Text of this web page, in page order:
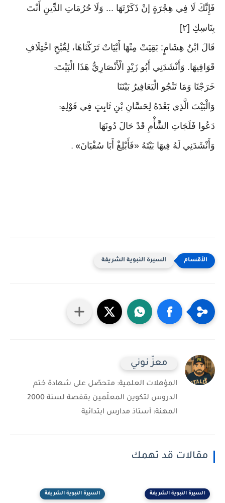
فَإِنَّكَ لَا فِي هِجْرَةٍ إنْ ذَكَرْتَهَا ... وَلَا حُرُمَاتِ الدِّينِ أَنْتَ
بِنَاسِكِ [٢]
قَالَ ابْنُ هِشَامٍ: بَقِيَتْ مِنْهَا أَبْيَاتٌ تَرَكْنَاهَا، لِقُبْحِ اخْتِلَافِ
قَوَافِيهَا. وَأَنْشَدَنِي أَبُو زَيْدٍ الْأَنْصَارِيُّ هَذَا الْبَيْتَ:
خَرَجْنَا وَمَا تَنْجُو الْيَعَافِيرُ بَيْنَنَا
وَالْبَيْتَ الَّذِي بَعْدَهُ لِحَسَّانِ بْنِ ثَابِتٍ فِي قَوْلِهِ:
دَعُوا فَلَجَاتِ الشَّأْمِ قَدْ حَالَ دُونَهَا
وَأَنْشَدَنِي لَهُ فِيهَا بَيْتَهُ «فَأَبْلِغْ أَبَا سُفْيَانَ» .
السيرة النبوية الشريفة
معزّ نوني
المؤهلات العلمية: متحصّل على شهادة ختم
الدروس لتكوين المعلّمين بقفصة لسنة 2000
المهنة: أستاذ مدارس ابتدائية
مقالات قد تهمك
السيرة النبوية الشريفة السيرة النبوية الشريفة